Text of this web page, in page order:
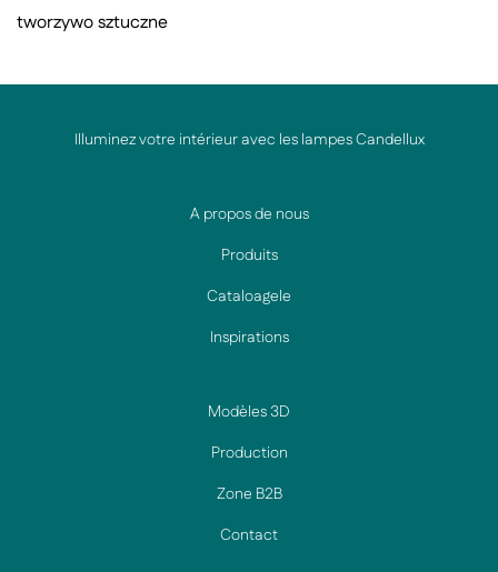
tworzywo sztuczne
Illuminez votre intérieur avec les lampes Candellux
A propos de nous
Produits
Cataloagele
Inspirations
Modèles 3D
Production
Zone B2B
Contact